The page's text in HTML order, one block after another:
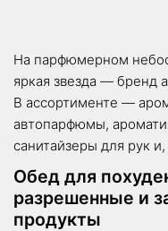
На парфюмерном
яркая звезда — бренд
В ассортименте —
автопарфюмы,
санитайзеры для рук
Обед для
разрешенные и
продукты